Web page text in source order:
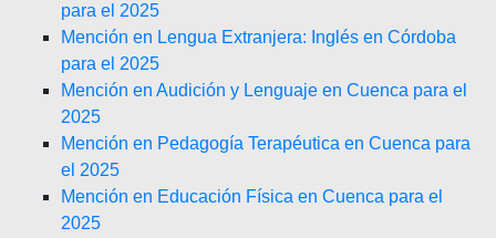
para el 2025
Mención en Lengua Extranjera: Inglés en Córdoba
para el 2025
Mención en Audición y Lenguaje en Cuenca para el
2025
Mención en Pedagogía Terapéutica en Cuenca para
el 2025
Mención en Educación Física en Cuenca para el
2025